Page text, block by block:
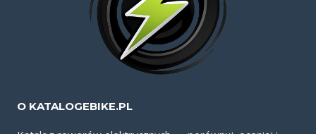
O KATALOGEBIKE.PL